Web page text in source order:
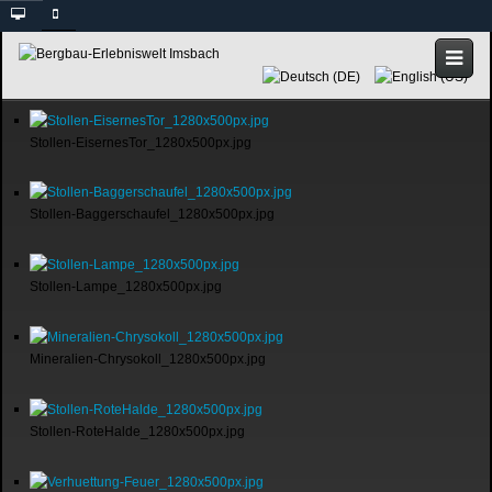
Stollen-EisernesTor_1280x500px.jpg
Stollen-Baggerschaufel_1280x500px.jpg
Stollen-Lampe_1280x500px.jpg
Mineralien-Chrysokoll_1280x500px.jpg
Stollen-RoteHalde_1280x500px.jpg